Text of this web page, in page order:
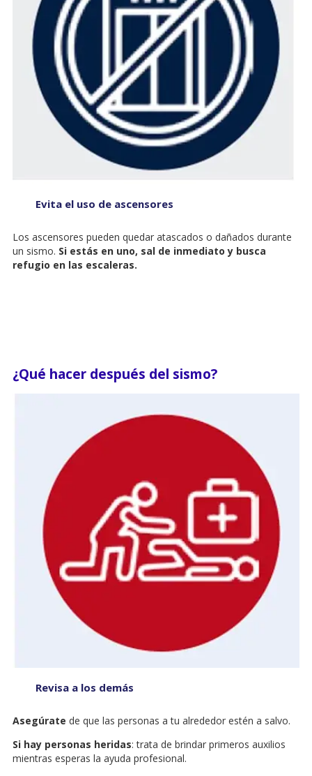
Evita el uso de ascensores
Los ascensores pueden quedar atascados o dañados durante
un sismo. Si estás en uno, sal de inmediato y busca
refugio en las escaleras.
¿Qué hacer después del sismo?
Revisa a los demás
Asegúrate de que las personas a tu alrededor estén a salvo.
Si hay personas heridas: trata de brindar primeros auxilios
mientras esperas la ayuda profesional.